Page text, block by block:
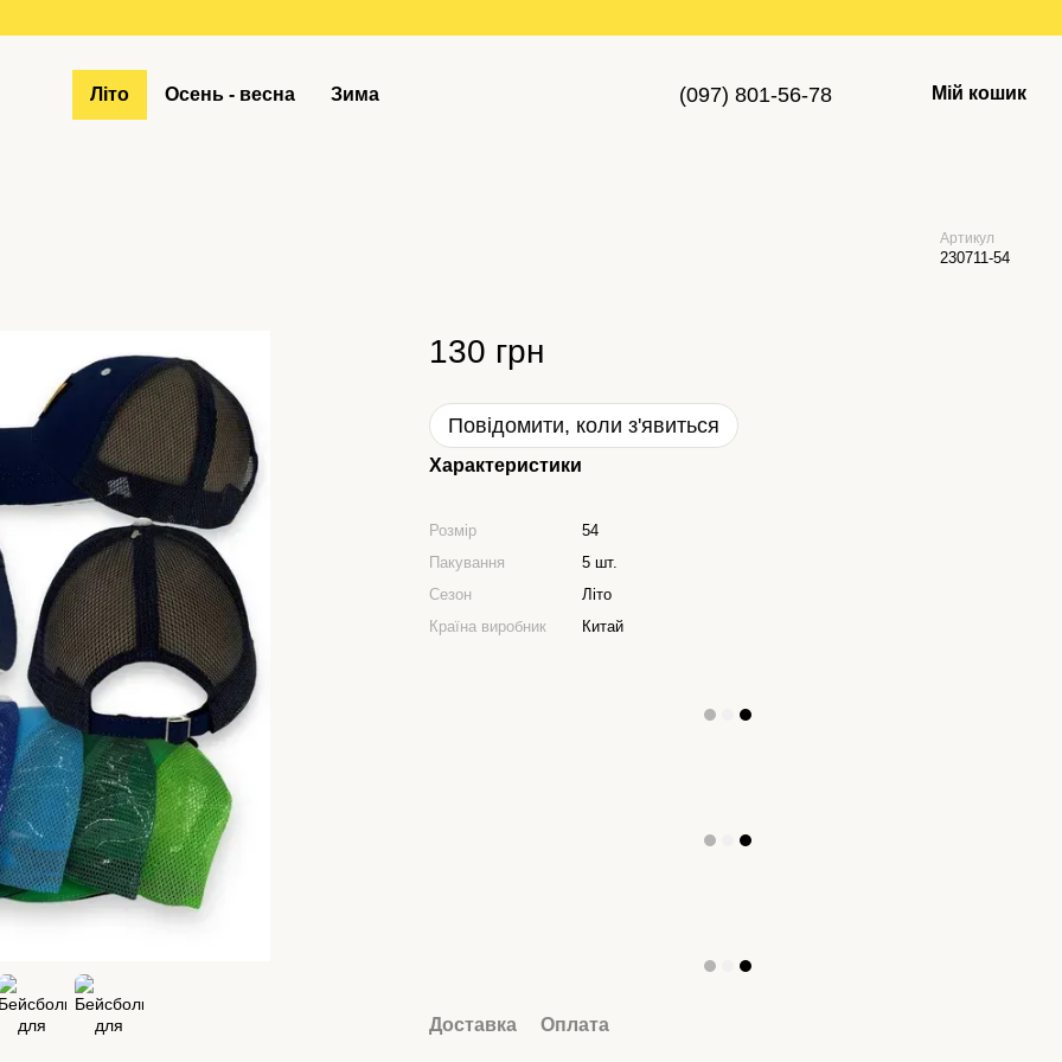
Літо Осень - весна Зима (097) 801-56-78 Мій кошик
Артикул
230711-54
130 грн
Повідомити, коли з'явиться
Характеристики
Розмір
54
Пакування
5 шт.
Сезон
Літо
Країна виробник
Китай
Доставка Оплата